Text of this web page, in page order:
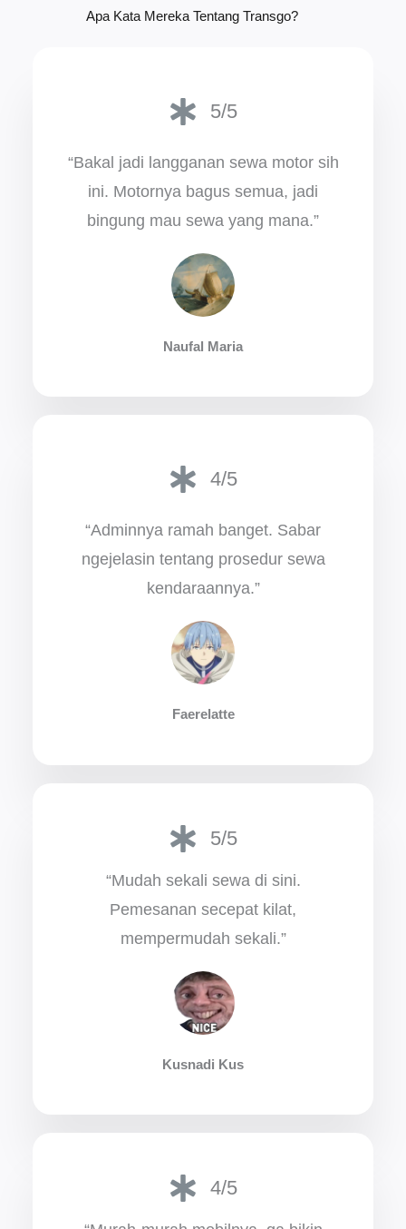
Apa Kata Mereka Tentang Transgo?
5/5
“Bakal jadi langganan sewa motor sih
ini. Motornya bagus semua, jadi
bingung mau sewa yang mana.”
Naufal Maria
4/5
“Adminnya ramah banget. Sabar
ngejelasin tentang prosedur sewa
kendaraannya.”
Faerelatte
5/5
“Mudah sekali sewa di sini.
Pemesanan secepat kilat,
mempermudah sekali.”
Kusnadi Kus
4/5